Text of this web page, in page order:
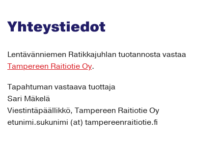
Yhteystiedot
Lentävänniemen Ratikkajuhlan tuotannosta vastaa
Tampereen Raitiotie Oy.
Tapahtuman vastaava tuottaja
Sari Mäkelä
Viestintäpäällikkö, Tampereen Raitiotie Oy
etunimi.sukunimi (at) tampereenraitiotie.fi